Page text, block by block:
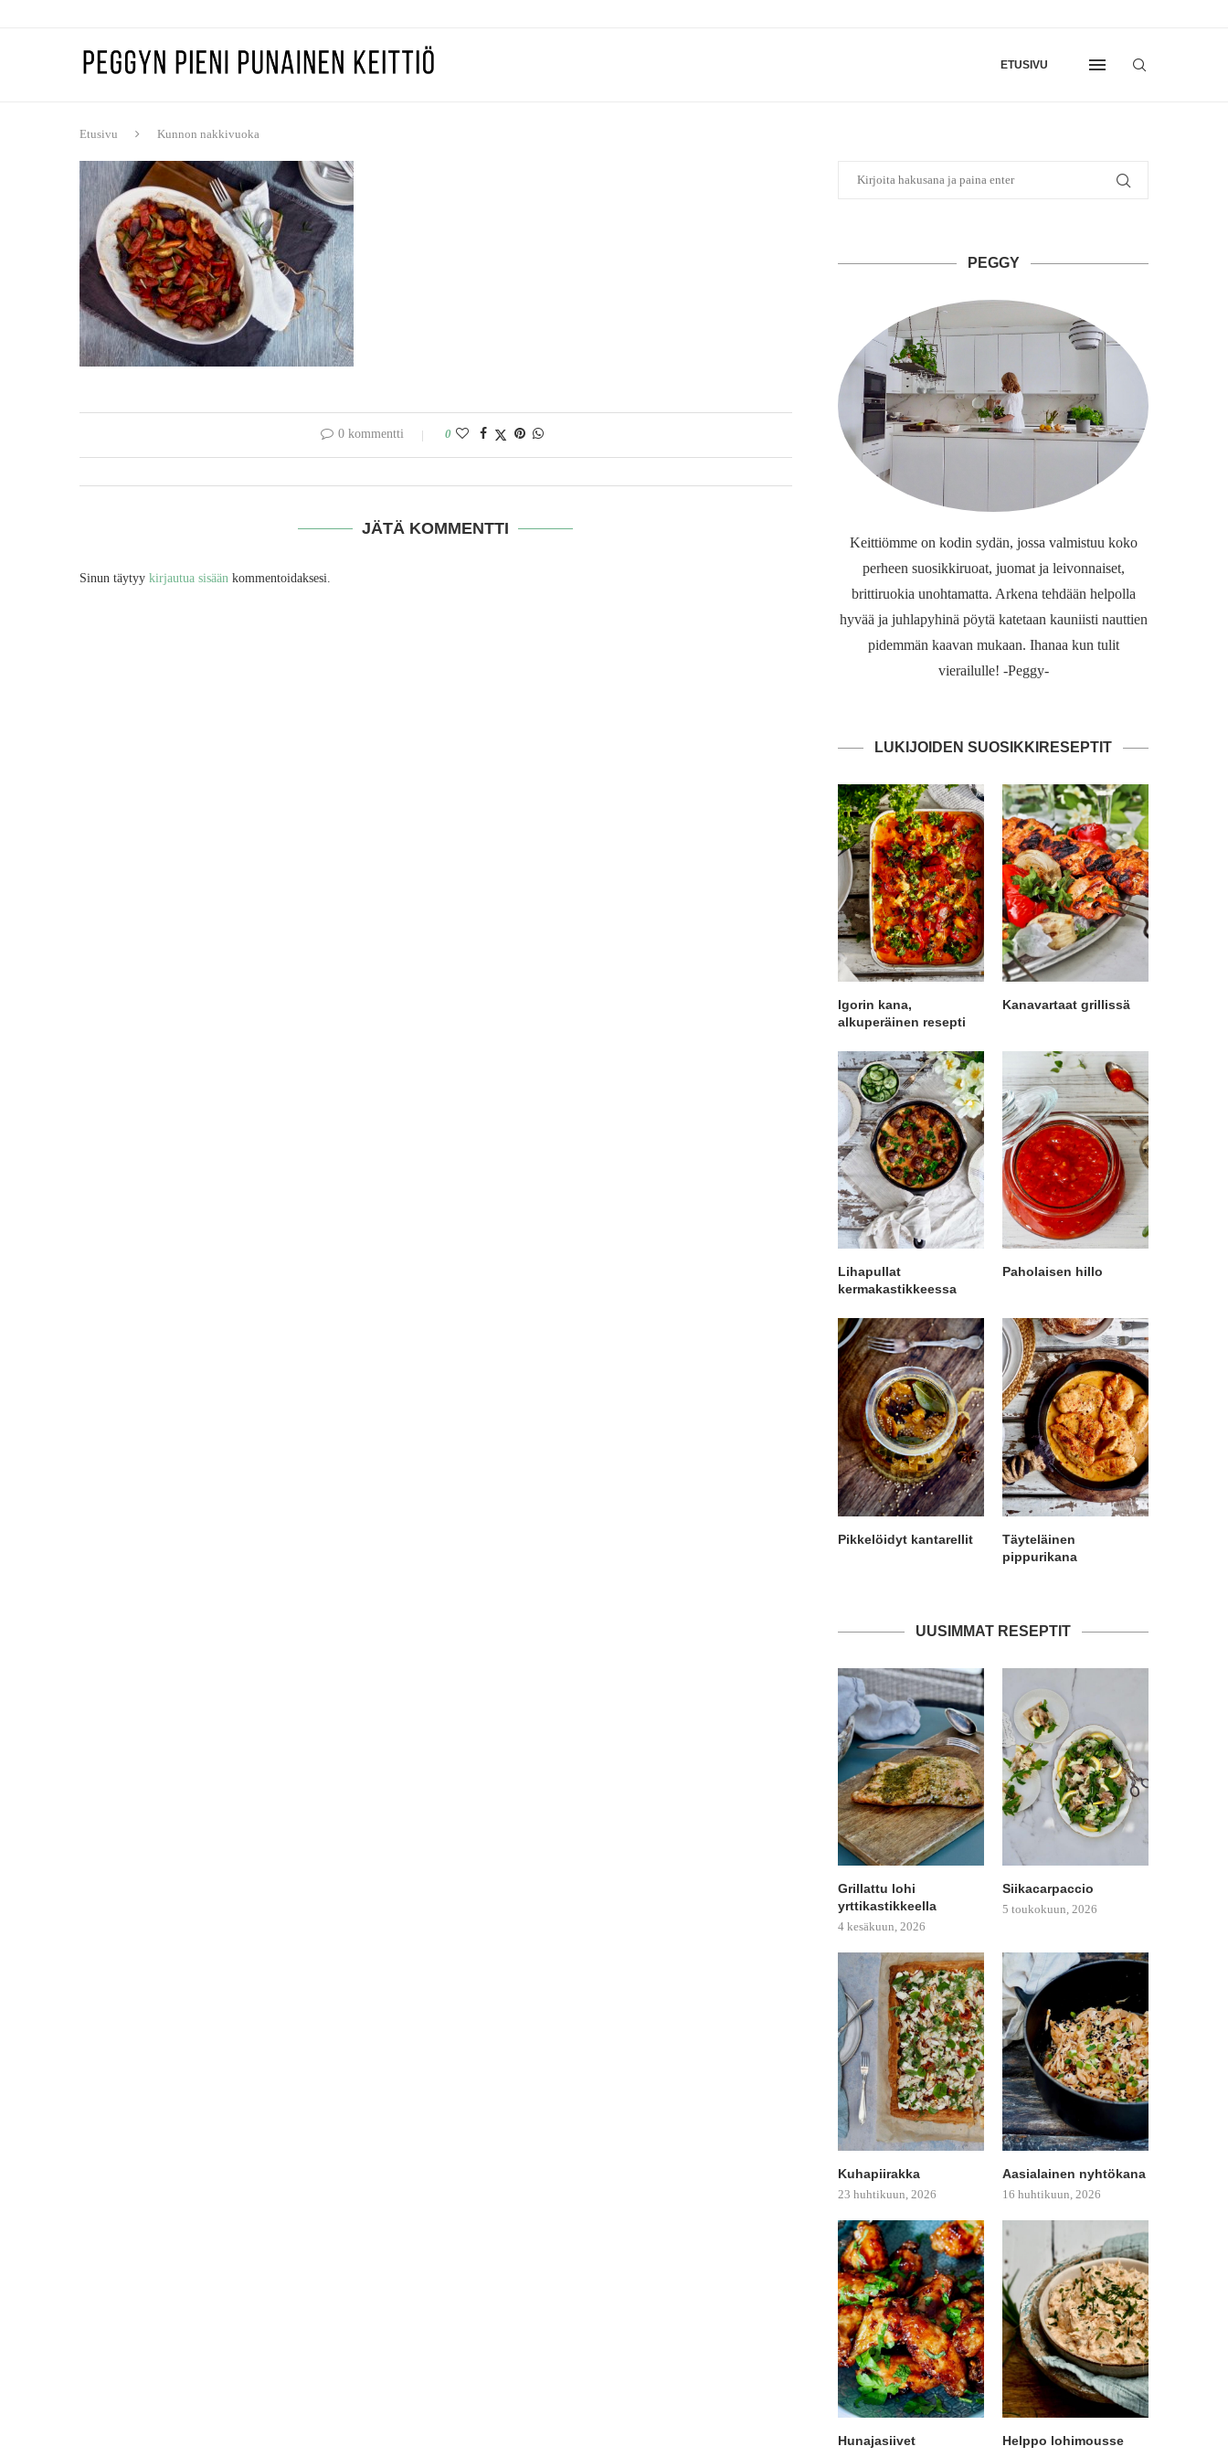
ETUSIVU
Etusivu Kunnon nakkivuoka
0 kommentti 0
JÄTÄ KOMMENTTI
Sinun täytyy kirjautua sisään kommentoidaksesi.
PEGGY
Keittiömme on kodin sydän, jossa valmistuu koko
perheen suosikkiruoat, juomat ja leivonnaiset,
brittiruokia unohtamatta. Arkena tehdään helpolla
hyvää ja juhlapyhinä pöytä katetaan kauniisti nauttien
pidemmän kaavan mukaan. Ihanaa kun tulit
vierailulle! -Peggy-
LUKIJOIDEN SUOSIKKIRESEPTIT
Igorin kana,
alkuperäinen resepti
Kanavartaat grillissä
Lihapullat
kermakastikkeessa
Paholaisen hillo
Pikkelöidyt kantarellit
Täyteläinen
pippurikana
UUSIMMAT RESEPTIT
Grillattu lohi
yrttikastikkeella
4 kesäkuun, 2026
Siikacarpaccio
5 toukokuun, 2026
Kuhapiirakka
23 huhtikuun, 2026
Aasialainen nyhtökana
16 huhtikuun, 2026
Hunajasiivet Helppo lohimousse